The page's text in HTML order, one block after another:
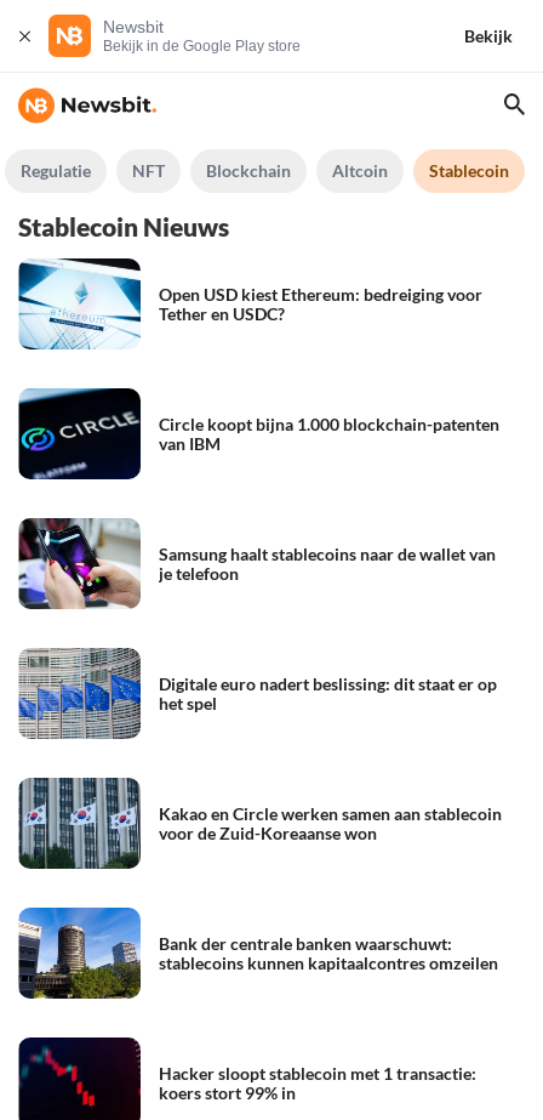
Newsbit
Bekijk in de Google Play store
Bekijk
Regulatie NFT Blockchain Altcoin Stablecoin
Stablecoin Nieuws
Open USD kiest Ethereum: bedreiging voor
Tether en USDC?
Circle koopt bijna 1.000 blockchain-patenten
van IBM
Samsung haalt stablecoins naar de wallet van
je telefoon
Digitale euro nadert beslissing: dit staat er op
het spel
Kakao en Circle werken samen aan stablecoin
voor de Zuid-Koreaanse won
Bank der centrale banken waarschuwt:
stablecoins kunnen kapitaalcontres omzeilen
Hacker sloopt stablecoin met 1 transactie:
koers stort 99% in